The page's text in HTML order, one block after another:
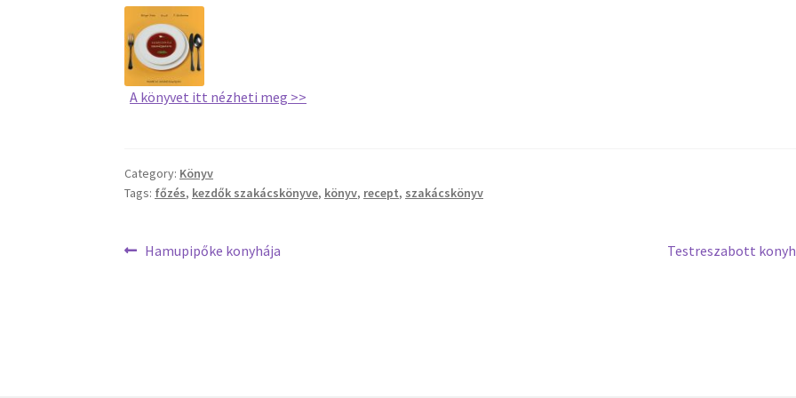
A könyvet itt nézheti meg >>
Category: Könyv
Tags: főzés, kezdők szakácskönyve, könyv, recept, szakácskönyv
Bejegyzés
Previous
Hamupipőke konyhája
Next
Testreszabott